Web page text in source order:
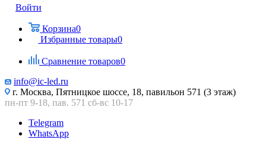
Войти
Корзина0
Избранные товары0
Сравнение товаров0
info@ic-led.ru
г. Москва, Пятницкое шоссе, 18, павильон 571 (3 этаж)
пн-пт 9-18, пав. 571 сб-вс 10-17
Telegram
WhatsApp